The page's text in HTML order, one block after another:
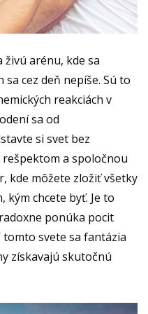
arénu, kde sa
cez deň nepíše. Sú to
reakciách v
sa od
si svet bez
a spoločnou
kde môžete zložiť všetky
kým chcete byť. Je to
ponúka pocit
svete sa fantázia
získavajú skutočnú